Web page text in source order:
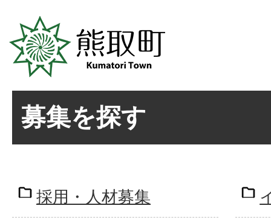
募集を探す
採用・人材募集